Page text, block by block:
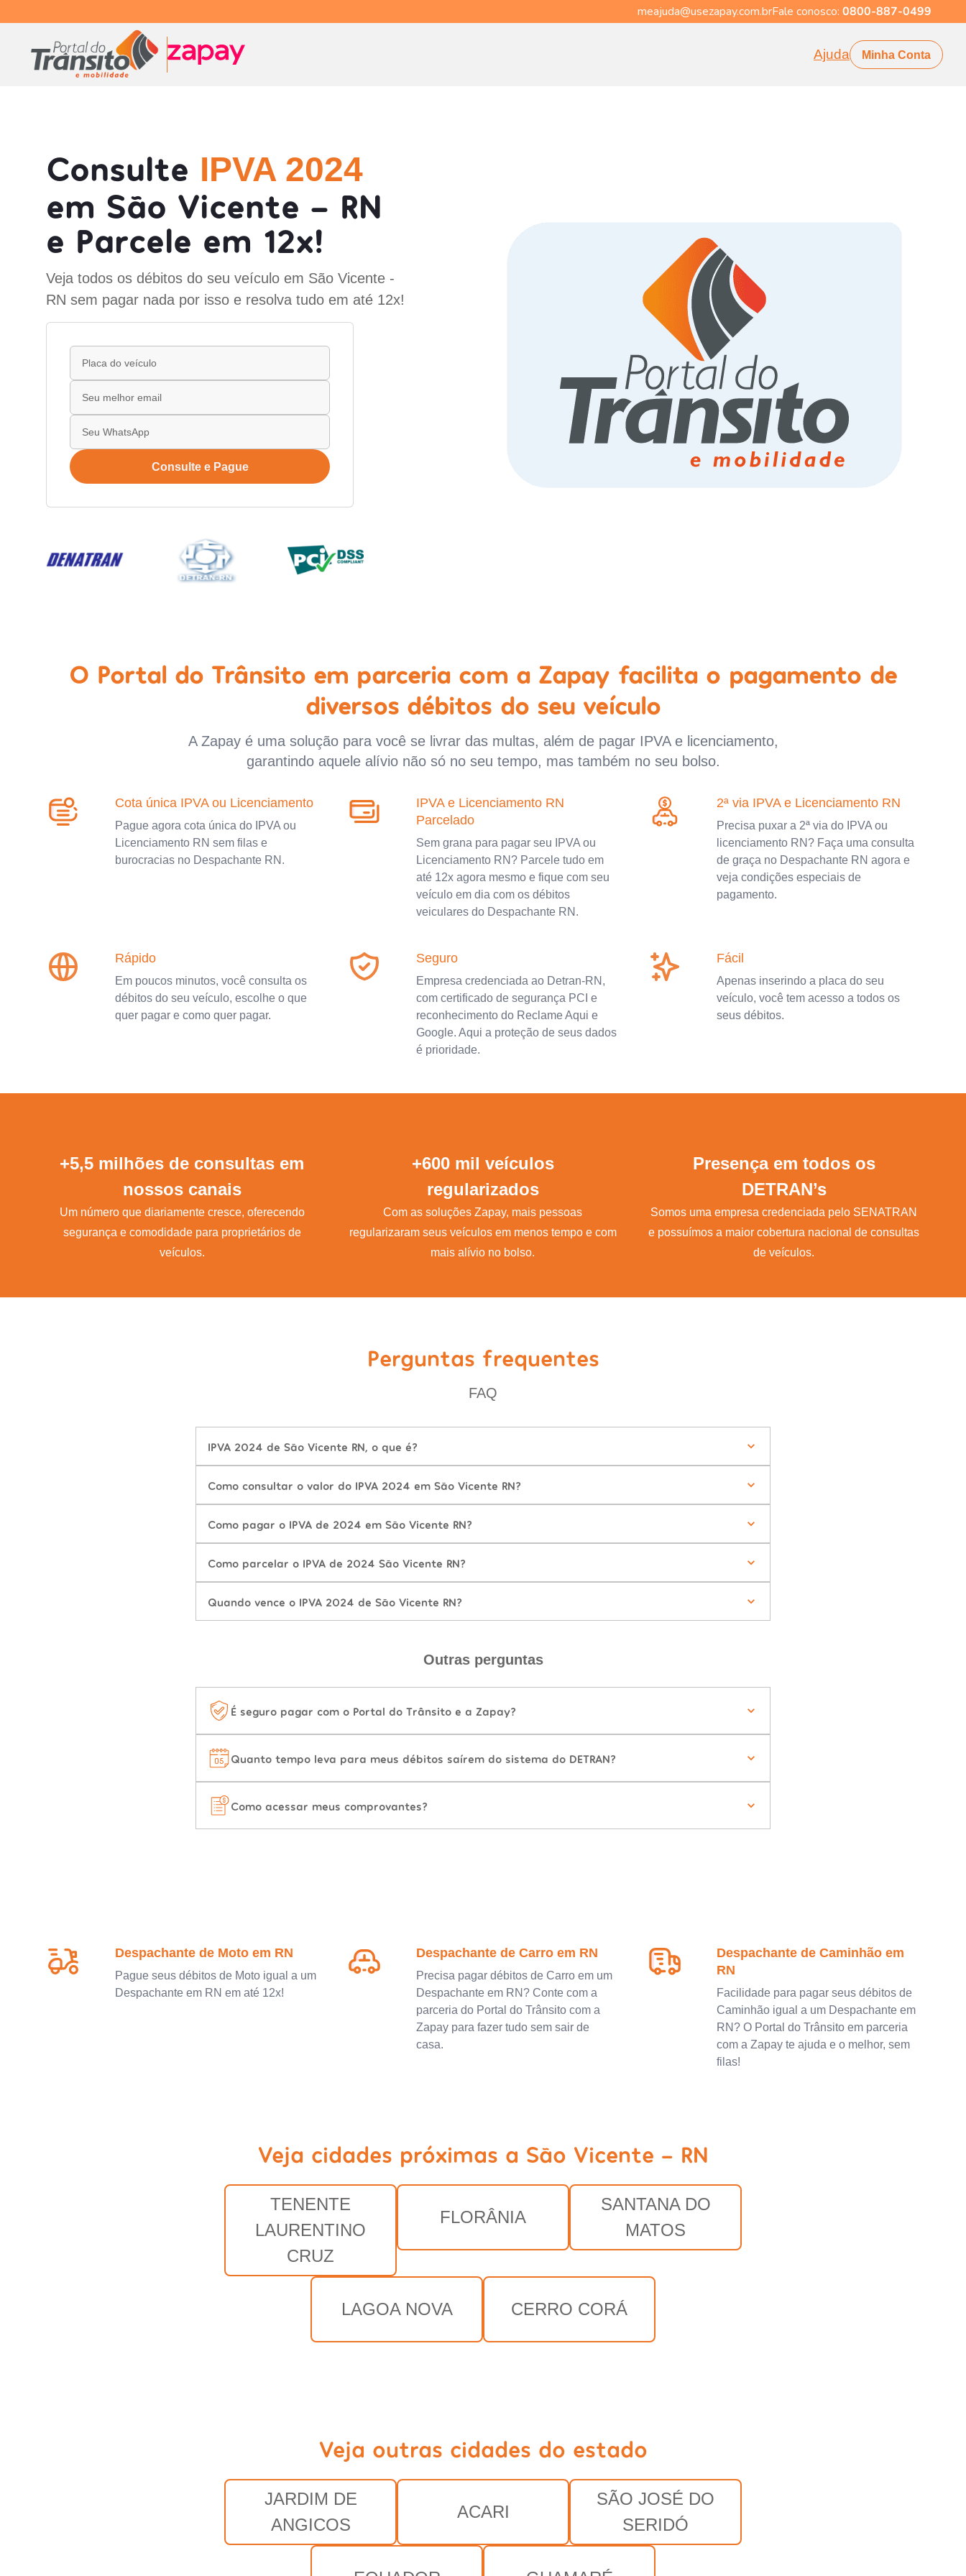
meajuda@usezapay.com.brFale conosco: 0800-887-0499
Ajuda Minha Conta
Consulte IPVA 2024
em São Vicente - RN
e Parcele em 12x!
Veja todos os débitos do seu veículo em São Vicente -
RN sem pagar nada por isso e resolva tudo em até 12x!
Consulte e Pague
O Portal do Trânsito em parceria com a Zapay facilita o pagamento de
diversos débitos do seu veículo
A Zapay é uma solução para você se livrar das multas, além de pagar IPVA e licenciamento,
garantindo aquele alívio não só no seu tempo, mas também no seu bolso.
Cota única IPVA ou Licenciamento
Pague agora cota única do IPVA ou
Licenciamento RN sem filas e
burocracias no Despachante RN.
IPVA e Licenciamento RN
Parcelado
Sem grana para pagar seu IPVA ou
Licenciamento RN? Parcele tudo em
até 12x agora mesmo e fique com seu
veículo em dia com os débitos
veiculares do Despachante RN.
2ª via IPVA e Licenciamento RN
Precisa puxar a 2ª via do IPVA ou
licenciamento RN? Faça uma consulta
de graça no Despachante RN agora e
veja condições especiais de
pagamento.
Rápido
Em poucos minutos, você consulta os
débitos do seu veículo, escolhe o que
quer pagar e como quer pagar.
Seguro
Empresa credenciada ao Detran-RN,
com certificado de segurança PCI e
reconhecimento do Reclame Aqui e
Google. Aqui a proteção de seus dados
é prioridade.
Fácil
Apenas inserindo a placa do seu
veículo, você tem acesso a todos os
seus débitos.
+5,5 milhões de consultas em
nossos canais
Um número que diariamente cresce, oferecendo
segurança e comodidade para proprietários de
veículos.
+600 mil veículos
regularizados
Com as soluções Zapay, mais pessoas
regularizaram seus veículos em menos tempo e com
mais alívio no bolso.
Presença em todos os
DETRAN’s
Somos uma empresa credenciada pelo SENATRAN
e possuímos a maior cobertura nacional de consultas
de veículos.
Perguntas frequentes
FAQ
IPVA 2024 de São Vicente RN, o que é?
Como consultar o valor do IPVA 2024 em São Vicente RN?
Como pagar o IPVA de 2024 em São Vicente RN?
Como parcelar o IPVA de 2024 São Vicente RN?
Quando vence o IPVA 2024 de São Vicente RN?
Outras perguntas
É seguro pagar com o Portal do Trânsito e a Zapay?
Quanto tempo leva para meus débitos saírem do sistema do DETRAN?
Como acessar meus comprovantes?
Despachante de Moto em RN
Pague seus débitos de Moto igual a um
Despachante em RN em até 12x!
Despachante de Carro em RN
Precisa pagar débitos de Carro em um
Despachante em RN? Conte com a
parceria do Portal do Trânsito com a
Zapay para fazer tudo sem sair de
casa.
Despachante de Caminhão em
RN
Facilidade para pagar seus débitos de
Caminhão igual a um Despachante em
RN? O Portal do Trânsito em parceria
com a Zapay te ajuda e o melhor, sem
filas!
Veja cidades próximas a São Vicente - RN
TENENTE
LAURENTINO
CRUZ
FLORÂNIA
SANTANA DO
MATOS
LAGOA NOVA CERRO CORÁ
Veja outras cidades do estado
JARDIM DE
ANGICOS
ACARI
SÃO JOSÉ DO
SERIDÓ